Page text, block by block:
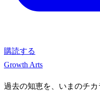
購読する
Growth Arts
過去の知恵を、いまのチカ